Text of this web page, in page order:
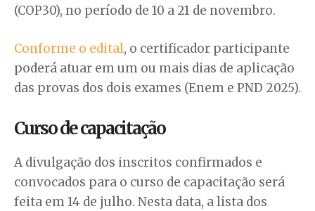
(COP30), no período de 10 a 21 de novembro.
Conforme o edital, o certificador participante
poderá atuar em um ou mais dias de aplicação
das provas dos dois exames (Enem e PND 2025).
Curso de capacitação
A divulgação dos inscritos confirmados e
convocados para o curso de capacitação será
feita em 14 de julho. Nesta data, a lista dos